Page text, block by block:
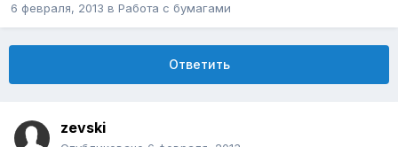
6 февраля, 2013 в Работа с бумагами
Ответить
zevski